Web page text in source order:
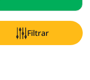
Filtrar